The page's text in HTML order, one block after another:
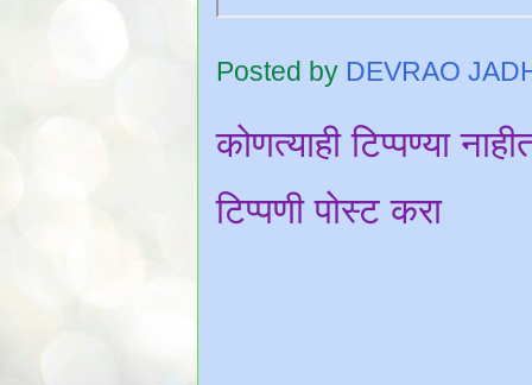
Posted by DEVRAO
कोणत्याही टिप्पण्‍या
टिप्पणी पोस्ट करा